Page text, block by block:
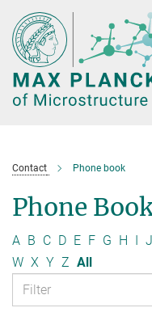
Main-
Content
Contact Phone book
Phone
A B C D E F G H I J
W X Y Z All